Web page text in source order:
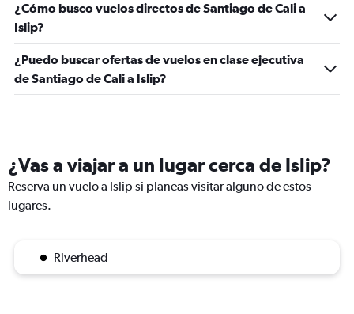
¿Cómo busco vuelos directos de Santiago de Cali a
Islip?
¿Puedo buscar ofertas de vuelos en clase ejecutiva
de Santiago de Cali a Islip?
¿Vas a viajar a un lugar cerca de Islip?
Reserva un vuelo a Islip si planeas visitar alguno de estos
lugares.
Riverhead